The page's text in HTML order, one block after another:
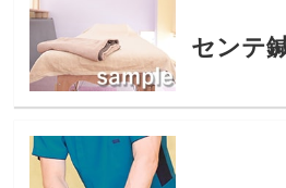
センテ